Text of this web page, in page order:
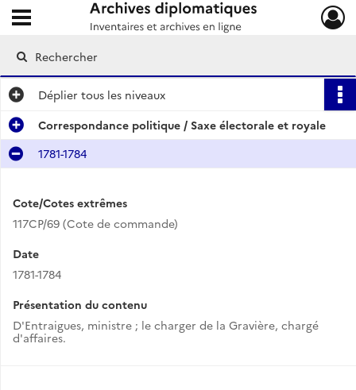
Archives diplomatiques
Ouvrir le menu déroulant
Déplier tous les niveaux
Correspondance politique / Saxe électorale et royale
1781-1784
Cote/Cotes extrêmes
117CP/69 (Cote de commande)
Date
1781-1784
Présentation du contenu
D'Entraigues, ministre ; le charger de la Gravière, chargé
d'affaires.